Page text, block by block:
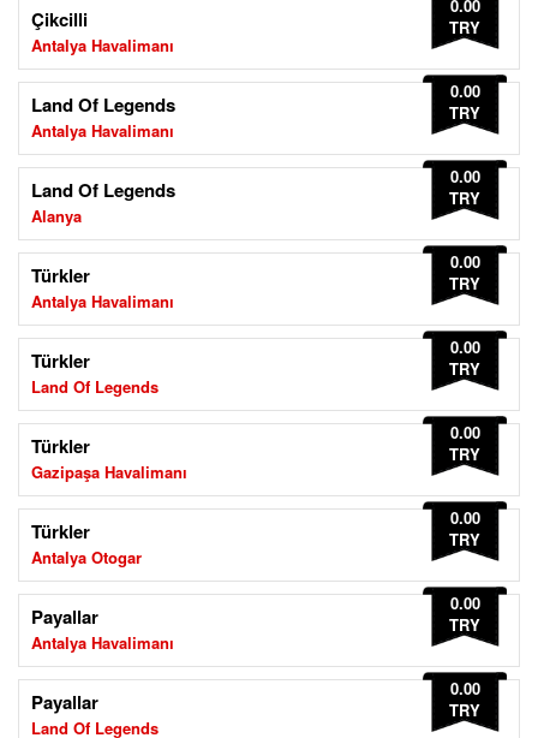
Çikcilli
Antalya Havalimanı
0.00
TRY
Land Of Legends
Antalya Havalimanı
0.00
TRY
Land Of Legends
Alanya
0.00
TRY
Türkler
Antalya Havalimanı
0.00
TRY
Türkler
Land Of Legends
0.00
TRY
Türkler
Gazipaşa Havalimanı
0.00
TRY
Türkler
Antalya Otogar
0.00
TRY
Payallar
Antalya Havalimanı
0.00
TRY
Payallar
Land Of Legends
0.00
TRY